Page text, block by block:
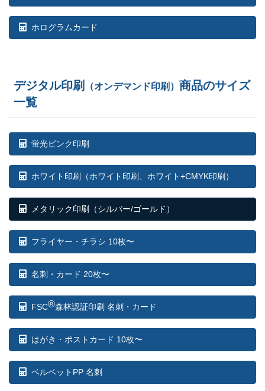
ホログラムカード
デジタル印刷 （オンデマンド印刷） 商品のサイズ
一覧
蛍光ピンク印刷
ホワイト印刷 （ホワイト印刷、ホワイト+CMYK印刷）
メタリック印刷（シルバー/ゴールド）
フライヤー・チラシ 10枚〜
名刺・カード 20枚〜
FSC®森林認証印刷 名刺・カード
はがき・ポストカード 10枚〜
ベルベットPP 名刺